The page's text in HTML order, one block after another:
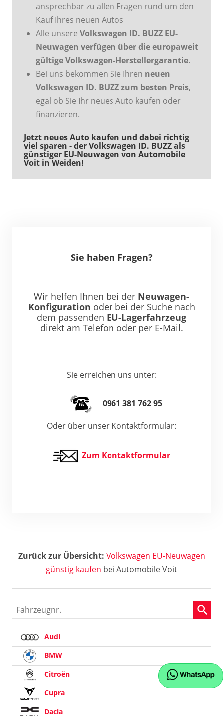
ansprechbar zu allen Fragen rund um den
Kauf Ihres neuen Autos
Alle unsere Volkswagen ID. BUZZ EU-
Neuwagen verfügen über die europaweit
gültige Volkswagen-Herstellergarantie.
Bei uns bekommen Sie Ihren neuen
Volkswagen ID. BUZZ zum besten Preis,
egal ob Sie Ihr neues Auto kaufen oder
finanzieren.
Jetzt neues Auto kaufen und dabei richtig
viel sparen - der Volkswagen ID. BUZZ als
günstiger EU-Neuwagen von Automobile
Voit in Weiden!
Sie haben Fragen?
Wir helfen Ihnen bei der Neuwagen-
Konfiguration oder bei der Suche nach
dem passenden EU-Lagerfahrzeug
direkt am Telefon oder per E-Mail.
Sie erreichen uns unter:
0961 381 762 95
Oder über unser Kontaktformular:
Zum Kontaktformular
Zurück zur Übersicht: Volkswagen EU-Neuwagen
günstig kaufen bei Automobile Voit
Fahrzeugnr.
Audi
BMW
Citroën
Cupra
Dacia